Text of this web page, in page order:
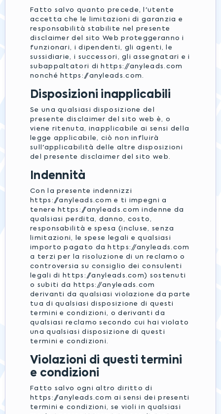
Fatto salvo quanto precede, l'utente
accetta che le limitazioni di garanzia e
responsabilità stabilite nel presente
disclaimer del sito Web proteggeranno i
funzionari, i dipendenti, gli agenti, le
sussidiarie, i successori, gli assegnatari e i
subappaltatori di https://anyleads.com
nonché https://anyleads.com.
Disposizioni inapplicabili
Se una qualsiasi disposizione del
presente disclaimer del sito web è, o
viene ritenuta, inapplicabile ai sensi della
legge applicabile, ciò non influirà
sull'applicabilità delle altre disposizioni
del presente disclaimer del sito web.
Indennità
Con la presente indennizzi
https://anyleads.com e ti impegni a
tenere https://anyleads.com indenne da
qualsiasi perdita, danno, costo,
responsabilità e spesa (incluse, senza
limitazioni, le spese legali e qualsiasi
importo pagato da https://anyleads.com
a terzi per la risoluzione di un reclamo o
controversia su consiglio dei consulenti
legali di https://anyleads.com) sostenuti
o subiti da https://anyleads.com
derivanti da qualsiasi violazione da parte
tua di qualsiasi disposizione di questi
termini e condizioni, o derivanti da
qualsiasi reclamo secondo cui hai violato
una qualsiasi disposizione di questi
termini e condizioni.
Violazioni di questi termini
e condizioni
Fatto salvo ogni altro diritto di
https://anyleads.com ai sensi dei presenti
termini e condizioni, se violi in qualsiasi